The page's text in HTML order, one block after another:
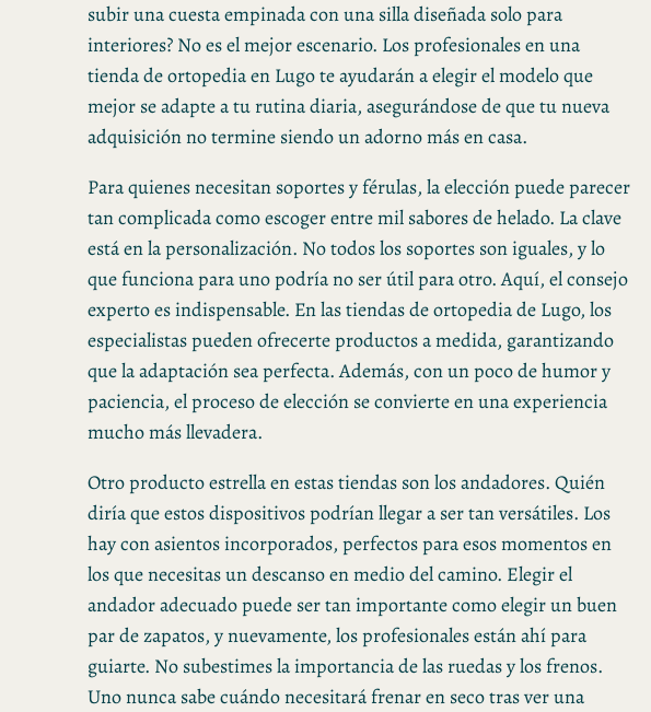
subir una cuesta empinada con una silla diseñada solo para
interiores? No es el mejor escenario. Los profesionales en una
tienda de ortopedia en Lugo te ayudarán a elegir el modelo que
mejor se adapte a tu rutina diaria, asegurándose de que tu nueva
adquisición no termine siendo un adorno más en casa.
Para quienes necesitan soportes y férulas, la elección puede parecer
tan complicada como escoger entre mil sabores de helado. La clave
está en la personalización. No todos los soportes son iguales, y lo
que funciona para uno podría no ser útil para otro. Aquí, el consejo
experto es indispensable. En las tiendas de ortopedia de Lugo, los
especialistas pueden ofrecerte productos a medida, garantizando
que la adaptación sea perfecta. Además, con un poco de humor y
paciencia, el proceso de elección se convierte en una experiencia
mucho más llevadera.
Otro producto estrella en estas tiendas son los andadores. Quién
diría que estos dispositivos podrían llegar a ser tan versátiles. Los
hay con asientos incorporados, perfectos para esos momentos en
los que necesitas un descanso en medio del camino. Elegir el
andador adecuado puede ser tan importante como elegir un buen
par de zapatos, y nuevamente, los profesionales están ahí para
guiarte. No subestimes la importancia de las ruedas y los frenos.
Uno nunca sabe cuándo necesitará frenar en seco tras ver una